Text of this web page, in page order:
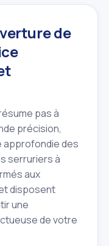
de
pas à
précision,
approfondie des
serruriers à
aux
disposent
une
de votre